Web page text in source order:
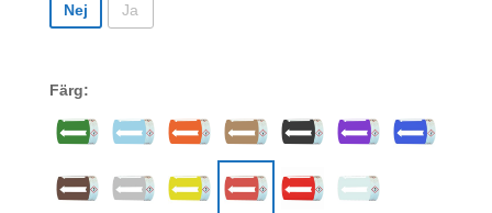
Nej Ja
Färg: